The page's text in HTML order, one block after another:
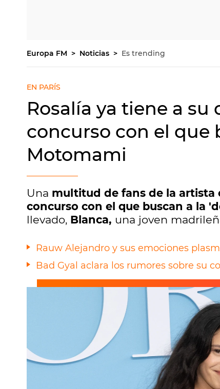
Europa FM Noticias Es trending
EN PARÍS
Rosalía ya tiene a su
concurso con el que
Motomami
Una multitud de fans de la artista
concurso con el que buscan a la
llevado, Blanca, una joven
Rauw Alejandro y sus emociones
Bad Gyal aclara los rumores sobre su